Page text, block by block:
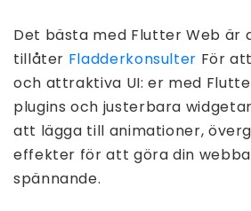
Det bästa med Flutter Web är
tillåter Fladderkonsulter För
och attraktiva UI: er med
plugins och justerbara
att lägga till animationer,
effekter för att göra din
spännande.